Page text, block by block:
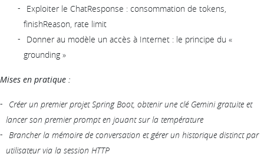
Exploiter le ChatResponse : consommation de tokens,
finishReason, rate limit
Donner au modèle un accès à Internet : le principe du «
grounding »
Mises en pratique :
Créer un premier projet Spring Boot, obtenir une clé Gemini gratuite et
lancer son premier prompt en jouant sur la température
Brancher la mémoire de conversation et gérer un historique distinct par
utilisateur via la session HTTP